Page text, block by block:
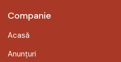
Companie
Acasă
Anunțuri